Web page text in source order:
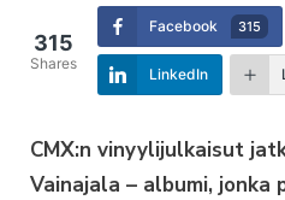
315
Shares
Facebook 315
LinkedIn
CMX:n vinyylijulkaisut
Vainajala – albumi, jonka